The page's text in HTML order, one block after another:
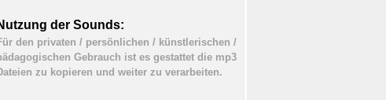
der Sounds:
den privaten / persönlichen / künstlerischen /
Gebrauch ist es gestattet die mp3
zu kopieren und weiter zu verarbeiten.